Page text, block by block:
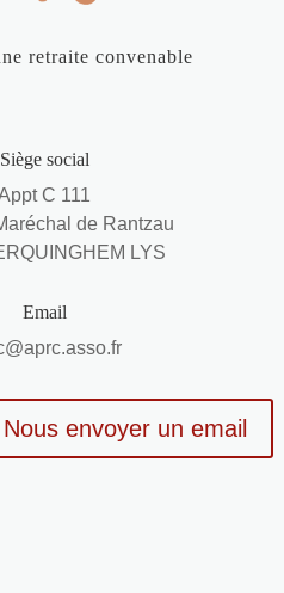
retraite convenable
Siège social
C 111
de Rantzau
LYS
Email
Nous envoyer un email